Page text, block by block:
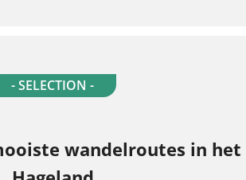
- SELECTION -
wandelroutes in het